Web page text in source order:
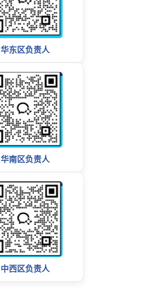
华东区负责人
华南区负责人
中西区负责人